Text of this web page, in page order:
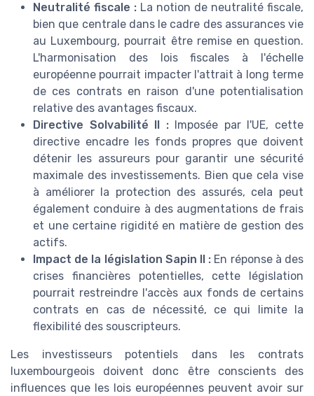
Neutralité fiscale : La notion de neutralité fiscale,
bien que centrale dans le cadre des assurances vie
au Luxembourg, pourrait être remise en question.
L'harmonisation des lois fiscales à l'échelle
européenne pourrait impacter l'attrait à long terme
de ces contrats en raison d'une potentialisation
relative des avantages fiscaux.
Directive Solvabilité II :Imposée par l'UE, cette
directive encadre les fonds propres que doivent
détenir les assureurs pour garantir une sécurité
maximale des investissements. Bien que cela vise
à améliorer la protection des assurés, cela peut
également conduire à des augmentations de frais
et une certaine rigidité en matière de gestion des
actifs.
Impact de la législation Sapin II : En réponse à des
crises financières potentielles, cette législation
pourrait restreindre l'accès aux fonds de certains
contrats en cas de nécessité, ce qui limite la
flexibilité des souscripteurs.
Les investisseurs potentiels dans les contrats
luxembourgeois doivent donc être conscients des
influences que les lois européennes peuvent avoir sur